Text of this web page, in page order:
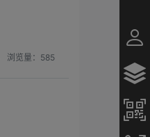
浏览量： 585